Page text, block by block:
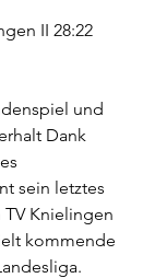
II 28:22
und
Dank
sein letztes
Knielingen
kommende